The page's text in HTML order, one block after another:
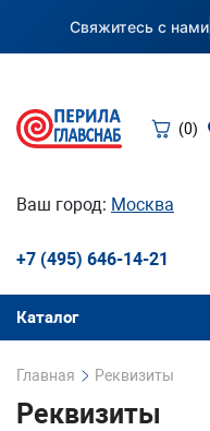
Свяжитесь с нами
(0)
Ваш город: Москва
+7 (495) 646-14-21
Каталог
Главная Реквизиты
Реквизиты